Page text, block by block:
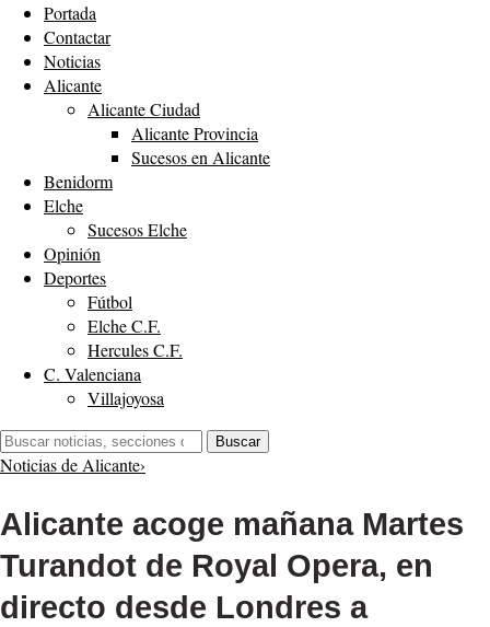
Portada
Contactar
Noticias
Alicante
Alicante Ciudad
Alicante Provincia
Sucesos en Alicante
Benidorm
Elche
Sucesos Elche
Opinión
Deportes
Fútbol
Elche C.F.
Hercules C.F.
C. Valenciana
Villajoyosa
Buscar:
Buscar
Noticias de Alicante›
Alicante acoge mañana Martes
Turandot de Royal Opera, en
directo desde Londres a